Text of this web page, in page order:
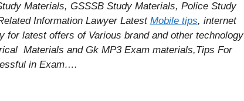
Materials, GSSSB Study Materials, Police Study
Information Lawyer Latest Mobile tips, internet
latest offers of Various brand and other technology
Materials and Gk MP3 Exam materials,Tips For
in Exam….